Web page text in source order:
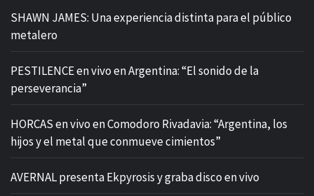
SHAWN JAMES: Una experiencia distinta para el público
metalero
PESTILENCE en vivo en Argentina: “El sonido de la
perseverancia”
HORCAS en vivo en Comodoro Rivadavia: “Argentina, los
hijos y el metal que conmueve cimientos”
AVERNAL presenta Ekpyrosis y graba disco en vivo